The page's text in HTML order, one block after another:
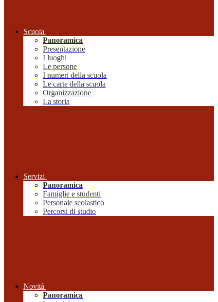
Scuola
Panoramica
Presentazione
I luoghi
Le persone
I numeri della scuola
Le carte della scuola
Organizzazione
La storia
Servizi
Panoramica
Famiglie e studenti
Personale scolastico
Percorsi di studio
Novità
Panoramica